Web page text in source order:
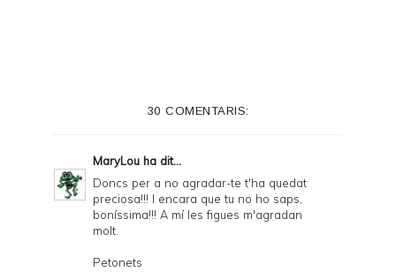
i
30 COMENTARIS:
MaryLou ha dit...
Doncs per a no agradar-te t'ha quedat
preciosa!!! I encara que tu no ho saps,
boníssima!!! A mí les figues m'agradan
molt.
Petonets